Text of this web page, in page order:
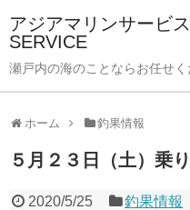
アジアマリンサービ
SERVICE
瀬戸内の海のことならお任せく
ホーム 釣果情報
５月２３日（土）乗
2020/5/25 釣果情報